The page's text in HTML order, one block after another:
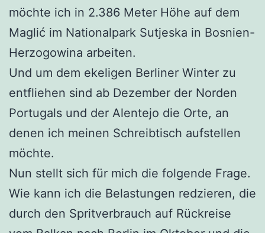
möchte ich in 2.386 Meter Höhe auf dem
Maglić im Nationalpark Sutjeska in Bosnien-
Herzogowina arbeiten.
Und um dem ekeligen Berliner Winter zu
entfliehen sind ab Dezember der Norden
Portugals und der Alentejo die Orte, an
denen ich meinen Schreibtisch aufstellen
möchte.
Nun stellt sich für mich die folgende Frage.
Wie kann ich die Belastungen redzieren, die
durch den Spritverbrauch auf Rückreise